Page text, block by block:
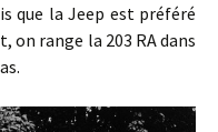
que la Jeep est préféré
on range la 203 RA dans